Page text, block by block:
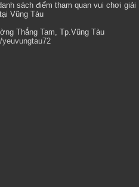
sách điểm tham quan vui chơi giải
Vũng Tàu
Thắng Tam, Tp.Vũng Tàu